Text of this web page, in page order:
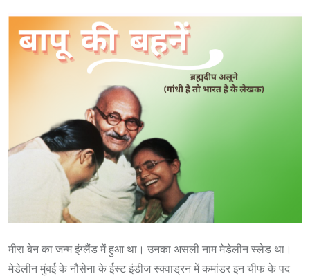
मीरा बेन का जन्म इंग्लैंड में हुआ था। उनका असली नाम मेडेलीन स्लेड था।
मेडेलीन मुंबई के नौसेना के ईस्ट इंडीज स्क्वाड्रन में कमांडर इन चीफ के पद